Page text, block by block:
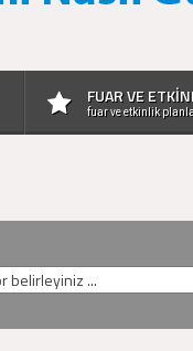
FUAR VE
fuar ve etkinlik